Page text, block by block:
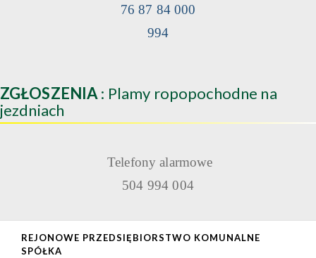
76 87 84 000
994
ZGŁOSZENIA : Plamy ropopochodne na
jezdniach
Telefony alarmowe
504 994 004
REJONOWE PRZEDSIĘBIORSTWO KOMUNALNE
SPÓŁKA